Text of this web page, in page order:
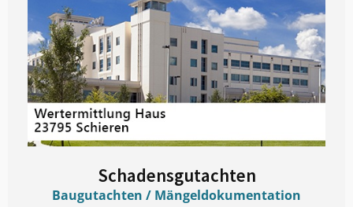
Schadensgutachten
Baugutachten / Mängeldokumentation